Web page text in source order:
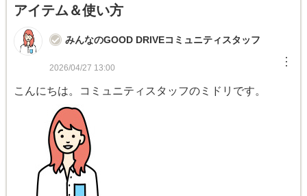
アイテム＆使い方
みんなのGOOD DRIVEコミュニティスタッフ
2026/04/27 13:00 ︙
こんにちは。コミュニティスタッフのミドリです。